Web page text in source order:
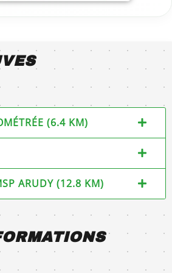
(6.4 KM)
ARUDY (12.8 KM)